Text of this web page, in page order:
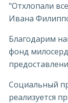
"Отхлопали
Ивана
Благодарим
фонд
Социальный
реализуется